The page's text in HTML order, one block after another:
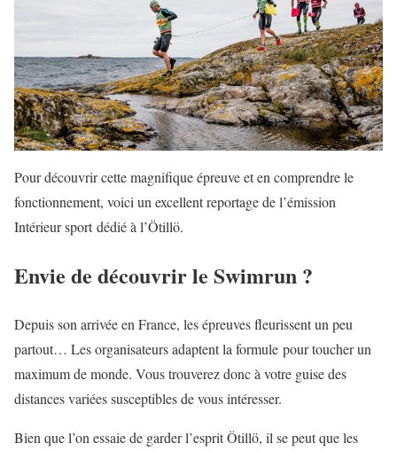
Pour découvrir cette magnifique épreuve et en comprendre le
fonctionnement, voici un excellent reportage de l’émission
Intérieur sport dédié à l’Ötillö.
Envie de découvrir le Swimrun ?
Depuis son arrivée en France, les épreuves fleurissent un peu
partout… Les organisateurs adaptent la formule pour toucher un
maximum de monde. Vous trouverez donc à votre guise des
distances variées susceptibles de vous intéresser.
Bien que l’on essaie de garder l’esprit Ötillö, il se peut que les